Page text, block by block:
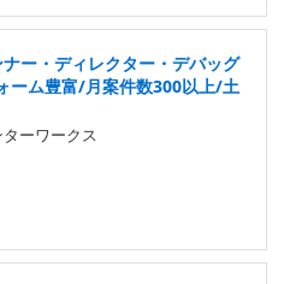
ー・ディレクター・デバッグ
ーム豊富/月案件数300以上/土
ーワークス